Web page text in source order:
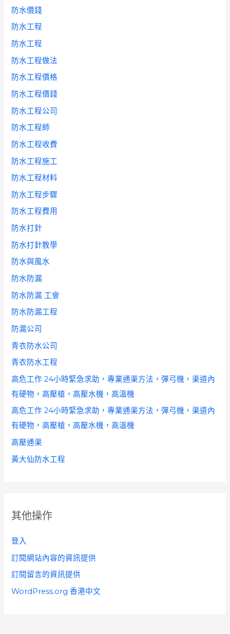
防水價錢
防水工程
防水工程
防水工程做法
防水工程價格
防水工程價錢
防水工程公司
防水工程師
防水工程收費
防水工程施工
防水工程材料
防水工程步驟
防水工程費用
防水打針
防水打針教學
防水與風水
防水防漏
防水防漏 工會
防水防漏工程
防漏公司
青衣防水公司
青衣防水工程
高危工作 24小時緊急求助，專業通渠方法，彈弓機，渠道內
有硬物，高壓槍，高壓水機，高溫機
高危工作 24小時緊急求助，專業通渠方法，彈弓機，渠道內
有硬物，高壓槍，高壓水機，高溫機
高壓通渠
黃大仙防水工程
其他操作
登入
訂閱網站內容的資訊提供
訂閱留言的資訊提供
WordPress.org 香港中文